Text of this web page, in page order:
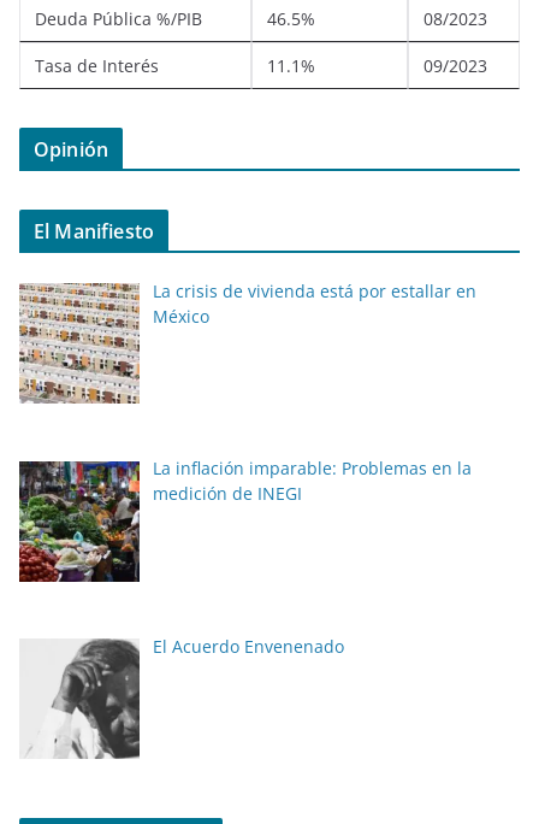
Deuda Pública %/PIB 46.5% 08/2023
Tasa de Interés 11.1% 09/2023
Opinión
El Manifiesto
La crisis de vivienda está por estallar en
México
La inflación imparable: Problemas en la
medición de INEGI
El Acuerdo Envenenado